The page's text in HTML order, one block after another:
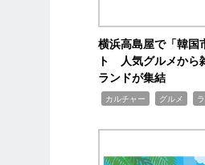
横浜高島屋で「韓国
ト 人気グルメから
ランドが集結
カルチャー グルメ